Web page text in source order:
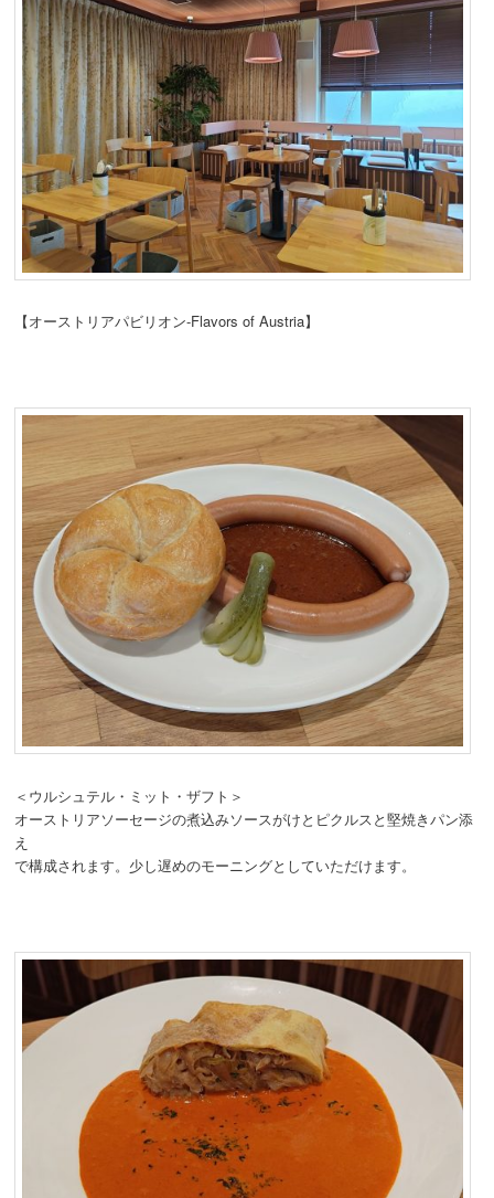
【オーストリアパビリオン-Flavors of Austria】
＜ウルシュテル・ミット・ザフト＞
オーストリアソーセージの煮込みソースがけとピクルスと堅焼きパン添
え
で構成されます。少し遅めのモーニングとしていただけます。